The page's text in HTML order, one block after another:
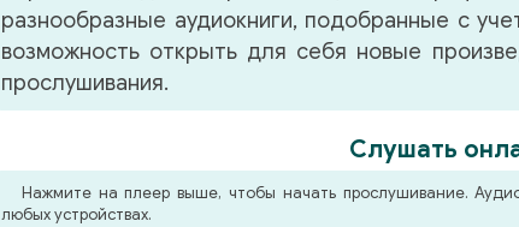
разнообразные аудиокниги, подобранные с
возможность открыть для себя новые
прослушивания.
Слушать
Нажмите на плеер выше, чтобы начать прослушивание.
любых устройствах.